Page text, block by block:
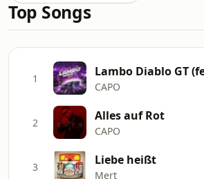
Top Songs
1
CAPO
2 Alles auf Rot
CAPO
3 Liebe heißt
Mert